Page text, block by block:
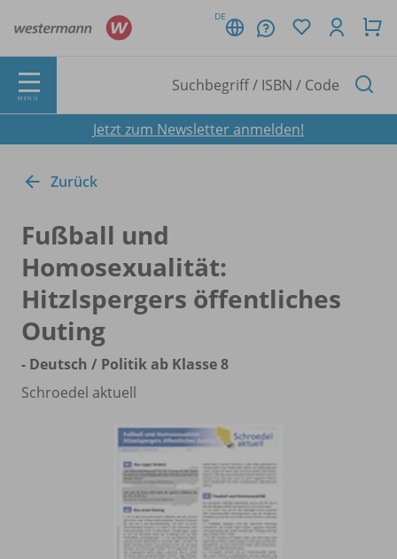
DE
MENÜ
Jetzt zum Newsletter anmelden!
Zurück
Fußball und
Homosexualität:
Hitzlspergers öffentliches
Outing
- Deutsch / Politik ab Klasse 8
Schroedel aktuell